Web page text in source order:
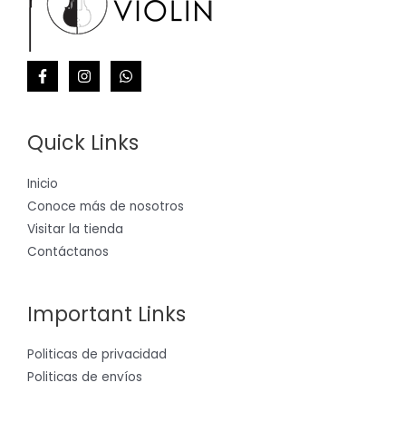
Quick Links
Inicio
Conoce más de nosotros
Visitar la tienda
Contáctanos
Important Links
Politicas de privacidad
Politicas de envíos